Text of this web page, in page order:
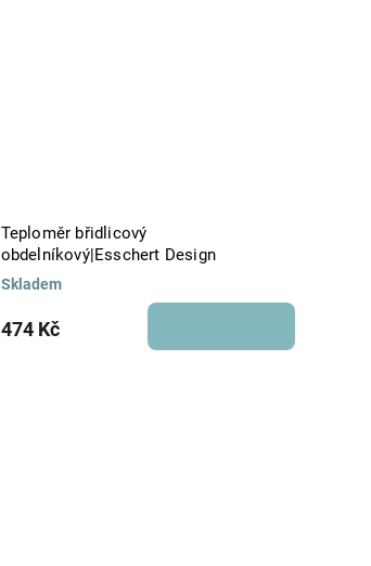
Teploměr břidlicový
obdelníkový|Esschert Design
Skladem
474 Kč